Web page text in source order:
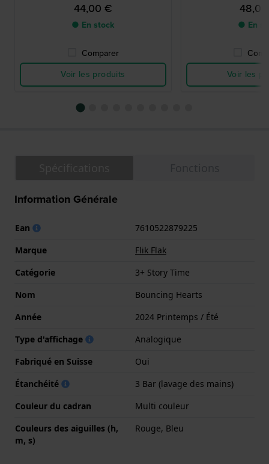
44,00 €
● En stock
Comparer
Voir les produits
● En
Voir les
Information Générale
Ean
7610522879225
Marque
Flik Flak
Catégorie
3+ Story Time
Nom
Bouncing Hearts
Année
2024 Printemps / Été
Type d'affichage
Analogique
Fabriqué en Suisse
Oui
Étanchéité
3 Bar (lavage des mains)
Couleur du cadran
Multi couleur
Couleurs des aiguilles (h,
m, s)
Rouge, Bleu